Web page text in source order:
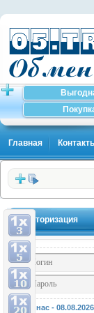
Главная
Авторизация
У нас - 08.08.2026